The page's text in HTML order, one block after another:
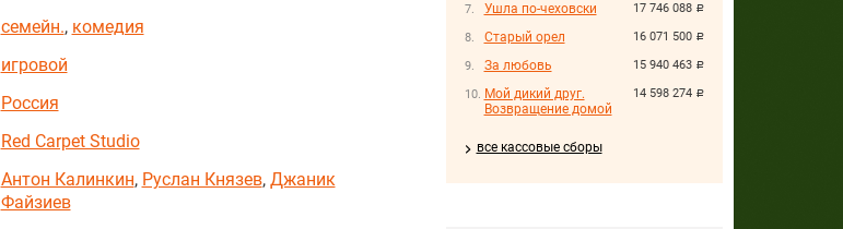
17 746 088 руб.
Ушла по-чеховски
16 071 500 руб.
Старый орел
15 940 463 руб.
За любовь
14 598 274 руб.
Мой дикий друг.
Возвращение домой
все кассовые сборы
семейн., комедия
игровой
Россия
Red Carpet Studio
Антон Калинкин, Руслан Князев, Джаник
Файзиев